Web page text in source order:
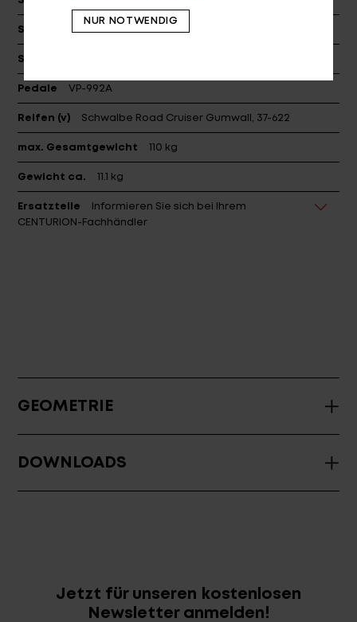
Sattelstützklemme PROCRAFT SC-204, dia: 31.8
Sattelstütze
Pedale VP-992A
Reifen (v) Schwalbe Road Cruiser Gumwall, 37-622
max. Gesamtgewicht 110 kg
Gewicht ca. 11.1 kg
Ersatzteile
Informieren Sie sich bei Ihrem
CENTURION-Fachhändler
GEOMETRIE
DOWNLOADS
Jetzt für unseren kostenlosen
Newsletter anmelden!
NUR NOTWENDIG